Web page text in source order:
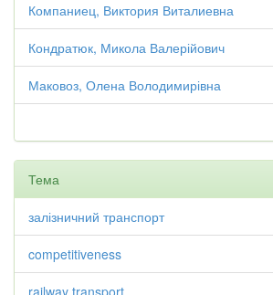
Компаниец, Виктория Виталиевна
Кондратюк, Микола Валерійович
Маковоз, Олена Володимирівна
Тема
залізничний транспорт
competitiveness
railway transport